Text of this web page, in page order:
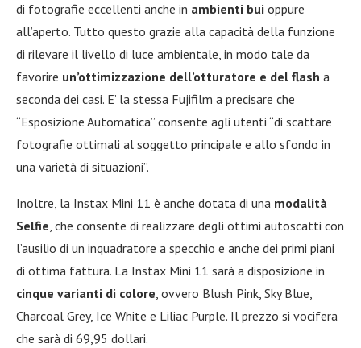
di fotografie eccellenti anche in ambienti bui oppure
all’aperto. Tutto questo grazie alla capacità della funzione
di rilevare il livello di luce ambientale, in modo tale da
favorire un’ottimizzazione dell’otturatore e del flash a
seconda dei casi. E’ la stessa Fujifilm a precisare che
“Esposizione Automatica” consente agli utenti “di scattare
fotografie ottimali al soggetto principale e allo sfondo in
una varietà di situazioni”.
Inoltre, la Instax Mini 11 è anche dotata di una modalità
Selfie, che consente di realizzare degli ottimi autoscatti con
l’ausilio di un inquadratore a specchio e anche dei primi piani
di ottima fattura. La Instax Mini 11 sarà a disposizione in
cinque varianti di colore, ovvero Blush Pink, Sky Blue,
Charcoal Grey, Ice White e Liliac Purple. Il prezzo si vocifera
che sarà di 69,95 dollari.